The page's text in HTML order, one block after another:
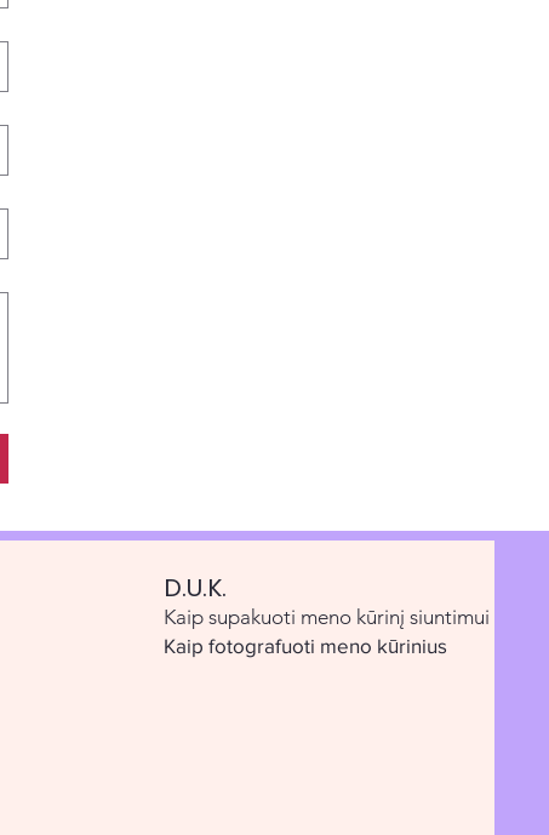
D.U.K.
Kaip supakuoti meno kūrinį siuntimui
Kaip fotografuoti meno kūrinius